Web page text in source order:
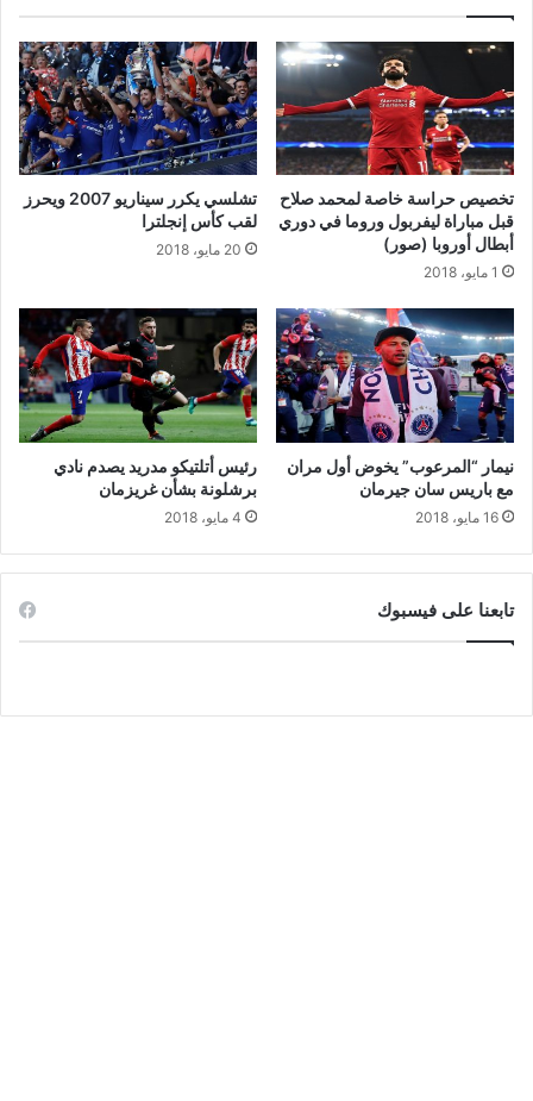
تخصيص حراسة خاصة لمحمد صلاح
قبل مباراة ليفربول وروما في دوري
أبطال أوروبا (صور)
1 مايو، 2018
تشلسي يكرر سيناريو 2007 ويحرز
لقب كأس إنجلترا
20 مايو، 2018
نيمار “المرعوب” يخوض أول مران
مع باريس سان جيرمان
16 مايو، 2018
رئيس أتلتيكو مدريد يصدم نادي
برشلونة بشأن غريزمان
4 مايو، 2018
تابعنا على فيسبوك